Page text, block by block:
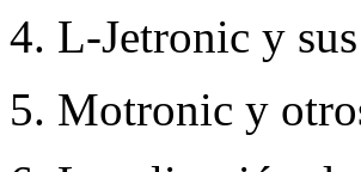
4. L-Jetronic y
5. Motronic y